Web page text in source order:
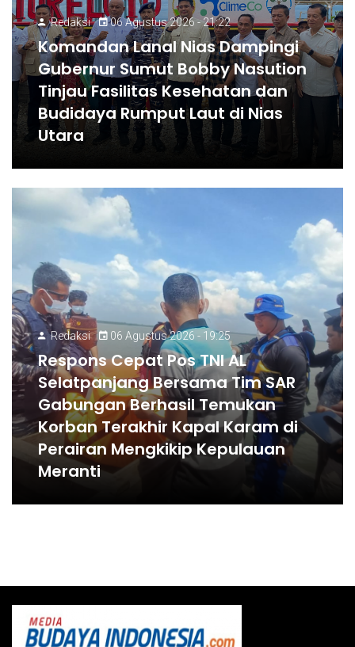
Redaksi 06 Agustus 2026 - 21:22
Komandan Lanal Nias Dampingi
Gubernur Sumut Bobby Nasution
Tinjau Fasilitas Kesehatan dan
Budidaya Rumput Laut di Nias
Utara
Redaksi 06 Agustus 2026 - 19:25
Respons Cepat Pos TNI AL
Selatpanjang Bersama Tim SAR
Gabungan Berhasil Temukan
Korban Terakhir Kapal Karam di
Perairan Mengkikip Kepulauan
Meranti